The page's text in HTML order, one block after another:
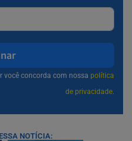
você concorda com nossa política
de privacidade.
NOTÍCIA: